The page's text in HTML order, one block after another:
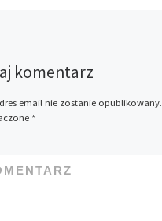
komentarz
email nie zostanie opublikowany.
*